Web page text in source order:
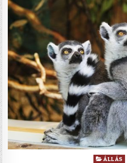
Posted in
ÁLLÁS